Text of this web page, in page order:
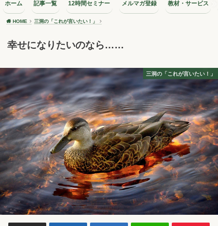
ホーム 記事一覧 12時間セミナー メルマガ登録 教材・サービス
HOME 三洞の「これが言いたい！」
幸せになりたいのなら……
三洞の「これが言いたい！」